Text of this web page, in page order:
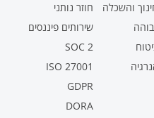
והשכלה
חוזר נותני
שירותים פיננסים
SOC 2
ISO 27001
GDPR
DORA